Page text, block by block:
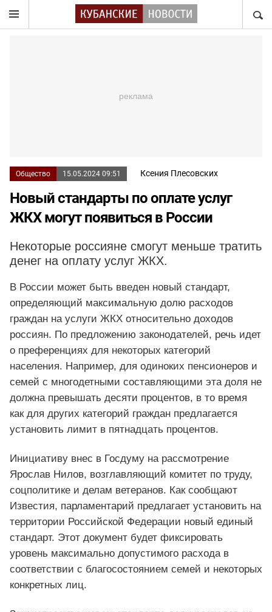
Общество 15.05.2024 09:51 Ксения Плесовских
Новый стандарты по оплате услуг
ЖКХ могут появиться в России
Некоторые россияне смогут меньше тратить
денег на оплату услуг ЖКХ.
В России может быть введен новый стандарт,
определяющий максимальную долю расходов
граждан на услуги ЖКХ относительно доходов
россиян. По предложению законодателей, речь идет
о преференциях для некоторых категорий
населения. Например, для одиноких пенсионеров и
семей с многодетными составляющими эта доля не
должна превышать десяти процентов, в то время
как для других категорий граждан предлагается
установить лимит в пятнадцать процентов.
Инициативу внес в Госдуму на рассмотрение
Ярослав Нилов, возглавляющий комитет по труду,
соцполитике и делам ветеранов. Как сообщают
Известия, парламентарий предлагает установить на
территории Российской Федерации новый единый
стандарт. Этот документ будет фиксировать
уровень максимально допустимого расхода в
соответствии с благосостоянием семей и некоторых
конкретных лиц.